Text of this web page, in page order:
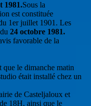
1981.Sous la
est constituée
1er juillet 1901. Les
24 octobre 1981.
favorable de la
le dimanche matin
était installé chez un
de Casteljaloux et
18H, ainsi que le